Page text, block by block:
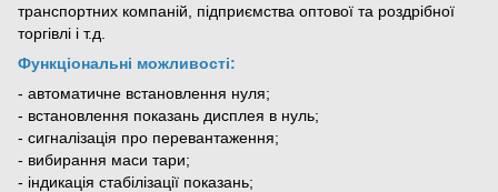
транспортних компаній, підприємства оптової та роздрібної
торгівлі і т.д.
Функціональні можливості:
- автоматичне встановлення нуля;
- встановлення показань дисплея в нуль;
- сигналізація про перевантаження;
- вибирання маси тари;
- індикація стабілізації показань;